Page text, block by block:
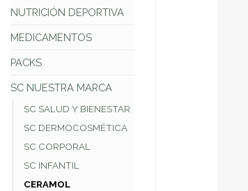
NUTRICIÓN DEPORTIVA
MEDICAMENTOS
PACKS
SC NUESTRA MARCA
SC SALUD Y BIENESTAR
SC DERMOCOSMÉTICA
SC CORPORAL
SC INFANTIL
CERAMOL